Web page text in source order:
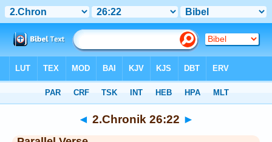
◄ 2.Chronik 26:22 ►